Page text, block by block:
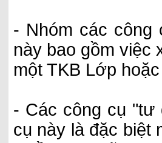
- Nhóm các công
này bao gồm việc
một TKB Lớp
- Các công cụ "tư
cụ này là đặc biệt